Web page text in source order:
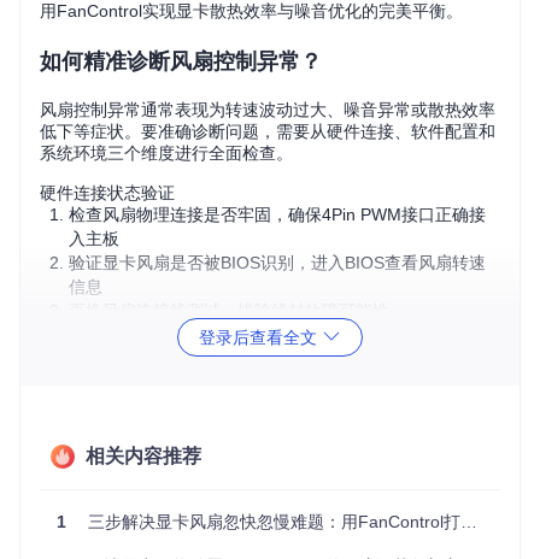
用FanControl实现显卡散热效率与噪音优化的完美平衡。
如何精准诊断风扇控制异常？
风扇控制异常通常表现为转速波动过大、噪音异常或散热效率
低下等症状。要准确诊断问题，需要从硬件连接、软件配置和
系统环境三个维度进行全面检查。
硬件连接状态验证
检查风扇物理连接是否牢固，确保4Pin PWM接口正确接
入主板
验证显卡风扇是否被BIOS识别，进入BIOS查看风扇转速
信息
必须：使用万用表测量PWM信号线电压，确保在0-5V范围
不同操作系统对FanControl的支持程度有所差异，需根据系统
类型执行相应的检查命令：
操
检查命令 作用
登录后查看全文
相关内容推荐
1 三步解决显卡风扇忽快忽慢难题：用FanControl打造安静高效的散热系统